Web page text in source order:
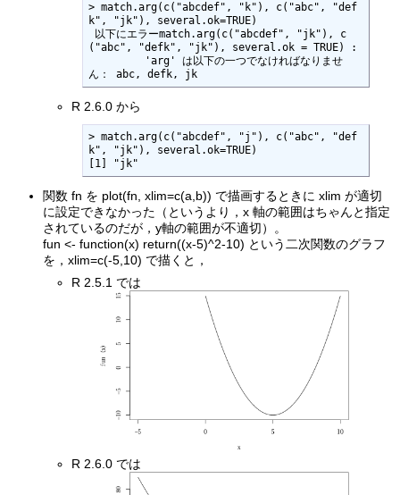
> match.arg(c("abcdef", "k"), c("abc", "def
k", "jk"), several.ok=TRUE)
("abc", "defk", "jk"), several.ok = TRUE) :
ん： abc, defk, jk
R 2.6.0 から
> match.arg(c("abcdef", "j"), c("abc", "def
k", "jk"), several.ok=TRUE)
[1] "jk"
関数 fn を plot(fn, xlim=c(a,b)) で描画するときに xlim が適切
に設定できなかった（というより，x 軸の範囲はちゃんと指定
されているのだが，y軸の範囲が不適切）。
fun <- function(x) return((x-5)^2-10) という二次関数のグラフ
を，xlim=c(-5,10) で描くと，
R 2.5.1 では
R 2.6.0 では